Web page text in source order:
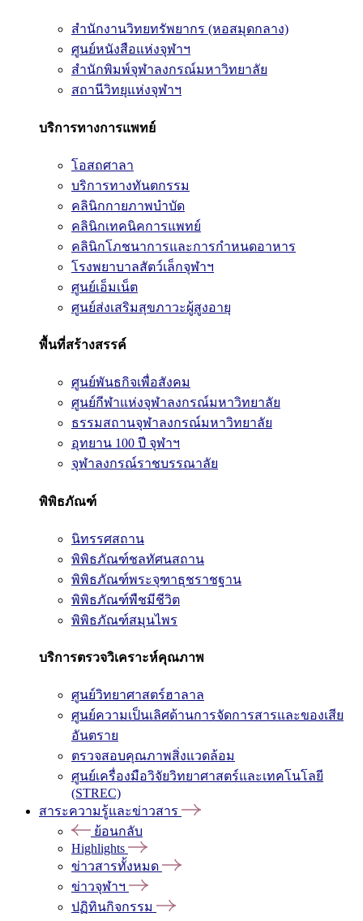
สำนักงานวิทยทรัพยากร (หอสมุดกลาง)
ศูนย์หนังสือแห่งจุฬาฯ
สำนักพิมพ์จุฬาลงกรณ์มหาวิทยาลัย
สถานีวิทยุแห่งจุฬาฯ
บริการทางการแพทย์
โอสถศาลา
บริการทางทันตกรรม
คลินิกกายภาพบำบัด
คลินิกเทคนิคการแพทย์
คลินิกโภชนาการและการกำหนดอาหาร
โรงพยาบาลสัตว์เล็กจุฬาฯ
ศูนย์เอ็มเน็ต
ศูนย์ส่งเสริมสุขภาวะผู้สูงอายุ
พื้นที่สร้างสรรค์
ศูนย์พันธกิจเพื่อสังคม
ศูนย์กีฬาแห่งจุฬาลงกรณ์มหาวิทยาลัย
ธรรมสถานจุฬาลงกรณ์มหาวิทยาลัย
อุทยาน 100 ปี จุฬาฯ
จุฬาลงกรณ์ราชบรรณาลัย
พิพิธภัณฑ์
นิทรรศสถาน
พิพิธภัณฑ์ชลทัศนสถาน
พิพิธภัณฑ์พระจุฑาธุชราชฐาน
พิพิธภัณฑ์พืชมีชีวิต
พิพิธภัณฑ์สมุนไพร
บริการตรวจวิเคราะห์คุณภาพ
ศูนย์วิทยาศาสตร์ฮาลาล
ศูนย์ความเป็นเลิศด้านการจัดการสารและของเสีย
อันตราย
ตรวจสอบคุณภาพสิ่งแวดล้อม
ศูนย์เครื่องมือวิจัยวิทยาศาสตร์และเทคโนโลยี
(STREC)
สาระความรู้และข่าวสาร
ย้อนกลับ
Highlights
ข่าวสารทั้งหมด
ข่าวจุฬาฯ
ปฏิทินกิจกรรม